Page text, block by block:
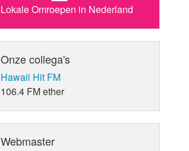
Lokale Omroepen in Nederland
Onze collega's
Hawaii Hit FM
106.4 FM ether
Webmaster